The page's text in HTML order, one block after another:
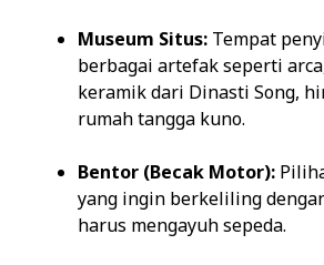
Museum Situs: Tempat
berbagai artefak seperti
keramik dari Dinasti Song,
rumah tangga kuno.
Bentor (Becak Motor):
yang ingin berkeliling
harus mengayuh sepeda.